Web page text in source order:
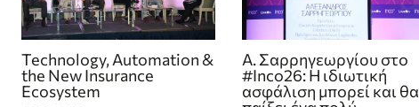
Technology, Automation &
the New Insurance
Ecosystem
Α. Σαρρηγεωργίου στο
#Inco26: Η ιδιωτική
ασφάλιση μπορεί και θα